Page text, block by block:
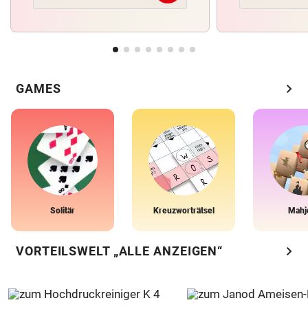
GAMES chevron_right
Solitär Kreuzworträtsel
VORTEILSWELT „ALLE ANZEIGEN“ chevron_right